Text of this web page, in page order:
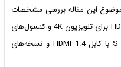
موضوع این مقاله بررسی مشخصات
HDMI 2.1 و می‌خواهیم تفاوت کابل HDMI 2.1 برای تلویزیون 4K و کنسول‌های
بازی نظیر PS5 و ایکس باکس سری X و S با کابل HDMI 1.4 و نسخه‌های